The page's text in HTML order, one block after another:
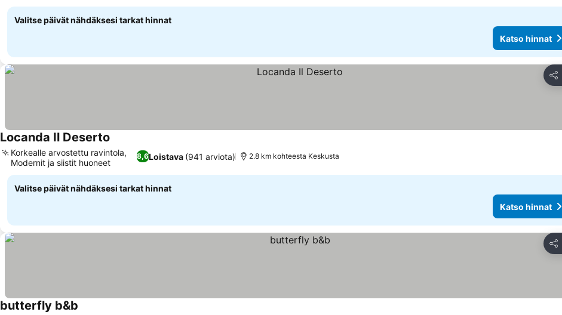
Valitse päivät nähdäksesi tarkat hinnat
Katso hinnat
Jaa
Locanda Il Deserto
8,6Loistava (941 arviota)
Korkealle arvostettu ravintola,
Modernit ja siistit huoneet
2.8 km kohteesta Keskusta
Valitse päivät nähdäksesi tarkat hinnat
Katso hinnat
Jaa
butterfly b&b